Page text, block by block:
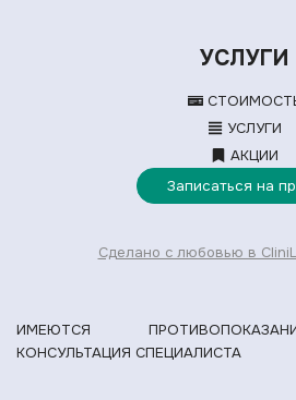
УСЛУГИ
УСЛУГИ
АКЦИИ
Записаться на
Сделано с любовью в
ИМЕЮТСЯ
КОНСУЛЬТАЦИЯ СПЕЦИАЛИСТА